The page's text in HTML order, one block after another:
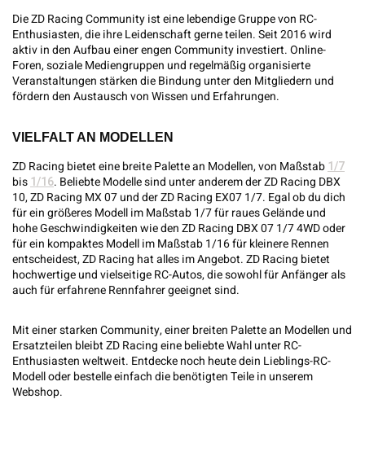
Die ZD Racing Community ist eine lebendige Gruppe von RC-
Enthusiasten, die ihre Leidenschaft gerne teilen. Seit 2016 wird
aktiv in den Aufbau einer engen Community investiert. Online-
Foren, soziale Mediengruppen und regelmäßig organisierte
Veranstaltungen stärken die Bindung unter den Mitgliedern und
fördern den Austausch von Wissen und Erfahrungen.
VIELFALT AN MODELLEN
ZD Racing bietet eine breite Palette an Modellen, von Maßstab1/7
bis1/16. Beliebte Modelle sind unter anderem der ZD Racing DBX
10, ZD Racing MX 07 und der ZD Racing EX07 1/7. Egal ob du dich
für ein größeres Modell im Maßstab 1/7 für raues Gelände und
hohe Geschwindigkeiten wie den ZD Racing DBX 07 1/7 4WD oder
für ein kompaktes Modell im Maßstab 1/16 für kleinere Rennen
entscheidest, ZD Racing hat alles im Angebot. ZD Racing bietet
hochwertige und vielseitige RC-Autos, die sowohl für Anfänger als
auch für erfahrene Rennfahrer geeignet sind.
Mit einer starken Community, einer breiten Palette an Modellen und
Ersatzteilen bleibt ZD Racing eine beliebte Wahl unter RC-
Enthusiasten weltweit. Entdecke noch heute dein Lieblings-RC-
Modell oder bestelle einfach die benötigten Teile in unserem
Webshop.